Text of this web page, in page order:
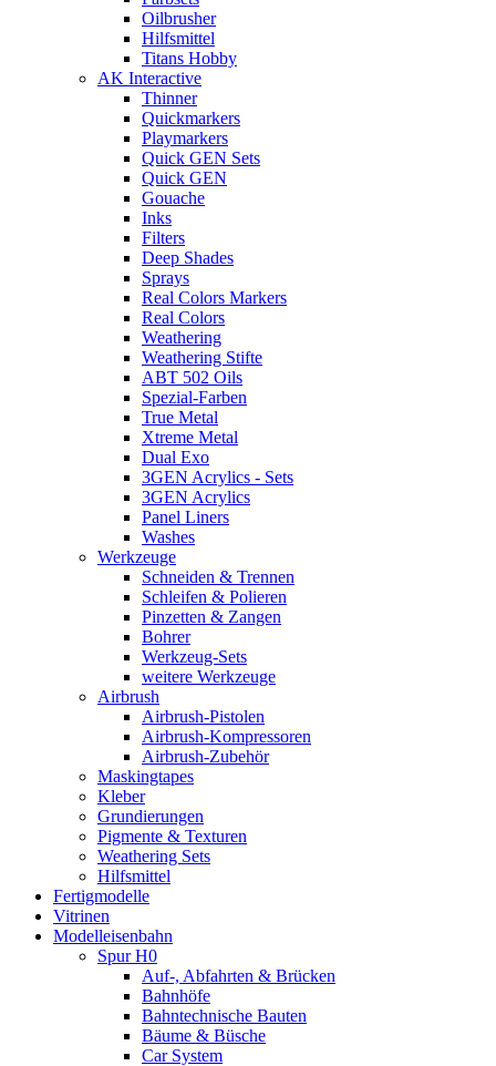
Oilbrusher
Hilfsmittel
Titans Hobby
AK Interactive
Thinner
Quickmarkers
Playmarkers
Quick GEN Sets
Quick GEN
Gouache
Inks
Filters
Deep Shades
Sprays
Real Colors Markers
Real Colors
Weathering
Weathering Stifte
ABT 502 Oils
Spezial-Farben
True Metal
Xtreme Metal
Dual Exo
3GEN Acrylics - Sets
3GEN Acrylics
Panel Liners
Washes
Werkzeuge
Schneiden & Trennen
Schleifen & Polieren
Pinzetten & Zangen
Bohrer
Werkzeug-Sets
weitere Werkzeuge
Airbrush
Airbrush-Pistolen
Airbrush-Kompressoren
Airbrush-Zubehör
Maskingtapes
Kleber
Grundierungen
Pigmente & Texturen
Weathering Sets
Hilfsmittel
Fertigmodelle
Vitrinen
Modelleisenbahn
Spur H0
Auf-, Abfahrten & Brücken
Bahnhöfe
Bahntechnische Bauten
Bäume & Büsche
Car System